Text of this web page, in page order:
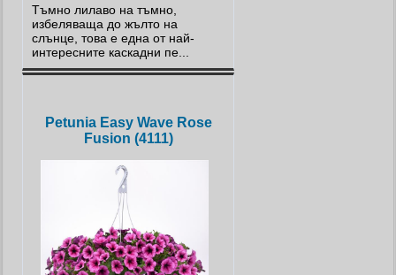
Тъмно лилаво на тъмно,
избеляваща до жълто на
слънце, това е една от най-
интересните каскадни пе...
Petunia Easy Wave Rose
Fusion (4111)